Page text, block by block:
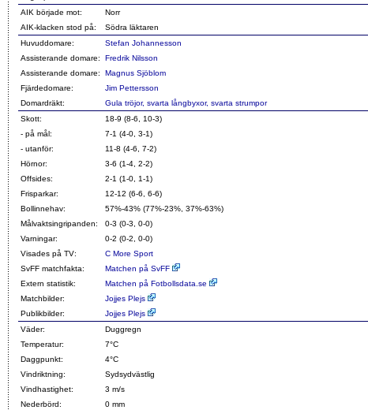
AIK började mot:
Norr
AIK-klacken stod på:
Södra läktaren
Huvuddomare:
Stefan Johannesson
Assisterande domare:
Fredrik Nilsson
Assisterande domare:
Magnus Sjöblom
Fjärdedomare:
Jim Pettersson
Domardräkt:
Gula tröjor, svarta långbyxor, svarta strumpor
Skott:
18-9 (8-6, 10-3)
- på mål:
7-1 (4-0, 3-1)
- utanför:
11-8 (4-6, 7-2)
Hörnor:
3-6 (1-4, 2-2)
Offsides:
2-1 (1-0, 1-1)
Frisparkar:
12-12 (6-6, 6-6)
Bollinnehav:
57%-43% (77%-23%, 37%-63%)
Målvaktsingripanden:
0-3 (0-3, 0-0)
Varningar:
0-2 (0-2, 0-0)
Visades på TV:
C More Sport
SvFF matchfakta:
Matchen på SvFF
Extern statistik:
Matchen på Fotbollsdata.se
Matchbilder:
Jojjes Plejs
Publikbilder:
Jojjes Plejs
Väder:
Duggregn
Temperatur:
7°C
Daggpunkt:
4°C
Vindriktning:
Sydsydvästlig
Vindhastighet:
3 m/s
Nederbörd:
0 mm